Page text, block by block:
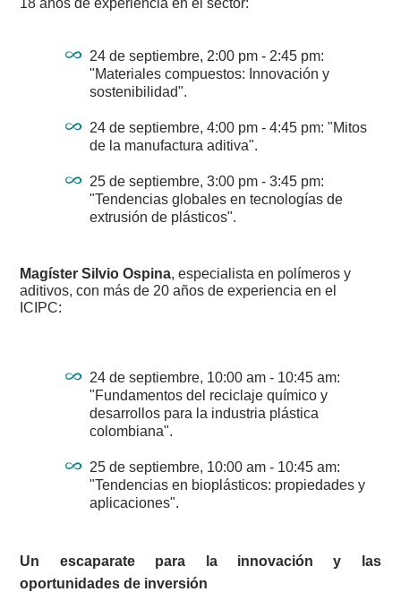
24 de septiembre, 2:00 pm - 2:45 pm:
"Materiales compuestos: Innovación y
sostenibilidad".
24 de septiembre, 4:00 pm - 4:45 pm: "Mitos
de la manufactura aditiva".
25 de septiembre, 3:00 pm - 3:45 pm:
"Tendencias globales en tecnologías de
extrusión de plásticos".
Magíster Silvio Ospina, especialista en polímeros y
aditivos, con más de 20 años de experiencia en el
ICIPC:
24 de septiembre, 10:00 am - 10:45 am:
"Fundamentos del reciclaje químico y
desarrollos para la industria plástica
colombiana".
25 de septiembre, 10:00 am - 10:45 am:
"Tendencias en bioplásticos: propiedades y
aplicaciones".
Un escaparate para la innovación y las
oportunidades de inversión